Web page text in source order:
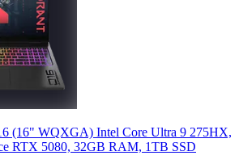
(16" WQXGA) Intel Core Ultra 9 275HX,
RTX 5080, 32GB RAM, 1TB SSD